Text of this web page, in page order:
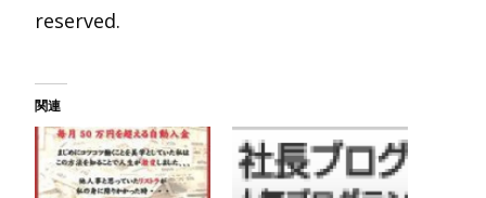
reserved.
関連